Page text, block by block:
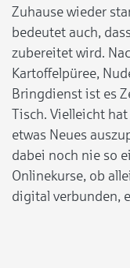
Zuhause wieder
bedeutet auch,
zubereitet wird.
Kartoffelpüree,
Bringdienst ist es
Tisch. Vielleicht
etwas Neues
dabei noch nie so
Onlinekurse, ob
digital verbunden,